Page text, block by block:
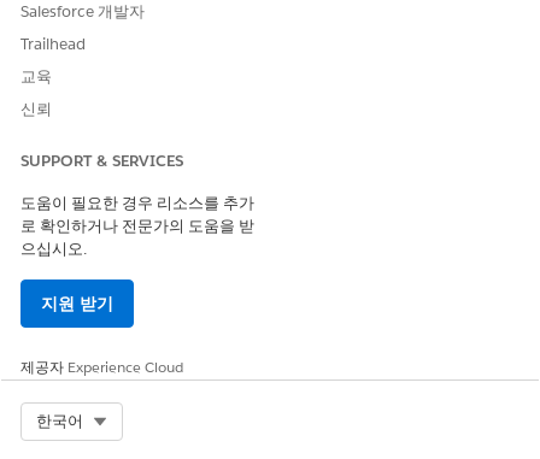
고객이 약속 세부 사항에 댓글을 추가해달라고 요청했습니
다. 예를 들어, 고객이 모바일 작업자가 도착 시 종소리하지
약속에 대한 정보를 검색하는 중에 실패가 발생했습니다.
약속 정보가 누락되었거나 서식이 올바르지 않습니다.
데이터 보호:
고객이 약속 ID를 요청합니다.
고객이 특정 작업 시간 또는 일정 정책을 사용하려고 시도합
니다.
니다.
고객이 약속의 작업 유형, 도착 시간 또는 도착 기간을 변경
해달라고 요청합니다.
Salesforce 개발자
Trailhead
교육
신뢰
SUPPORT & SERVICES
도움이 필요한 경우 리소스를 추가
로 확인하거나 전문가의 도움을 받
으십시오.
지원 받기
제공자 Experience Cloud
한국어